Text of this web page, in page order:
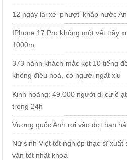
12 ngày lái xe 'phượt' khắp nước
IPhone 17 Pro không một vết trầy
1000m
373 hành khách mắc kẹt 10 tiếng
không điều hoà, có người ngất xỉu
Kinh hoàng: 49.000 người di cư ồ
trong 24h
Vương quốc Anh rơi vào đợt hạn
Nữ sinh Việt tốt nghiệp thạc sĩ xuất
văn tốt nhất khóa